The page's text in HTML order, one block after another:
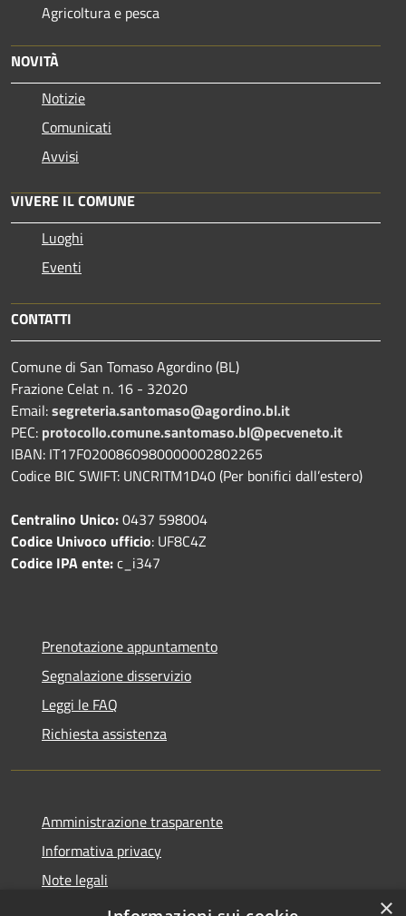
Agricoltura e pesca
NOVITÀ
Notizie
Comunicati
Avvisi
VIVERE IL COMUNE
Luoghi
Eventi
CONTATTI
Comune di San Tomaso Agordino (BL)
Frazione Celat n. 16 - 32020
Email:segreteria.santomaso@agordino.bl.it
PEC: protocollo.comune.santomaso.bl@pecveneto.it
IBAN: IT17F0200860980000002802265
Codice BIC SWIFT: UNCRITM1D40 (Per bonifici dall’estero)
Centralino Unico:0437 598004
Codice Univoco ufficio: UF8C4Z
Codice IPA ente:c_i347
Prenotazione appuntamento
Segnalazione disservizio
Leggi le FAQ
Richiesta assistenza
Amministrazione trasparente
Informativa privacy
Note legali
Dichiarazione di accessibilità
×